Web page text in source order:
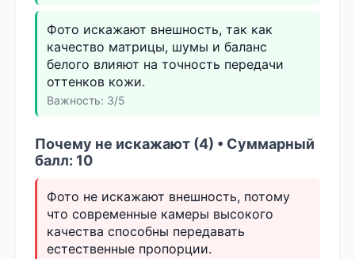
Фото искажают внешность, так как
качество матрицы, шумы и баланс
белого влияют на точность передачи
оттенков кожи.
Важность: 3/5
Почему не искажают (4) • Суммарный
балл: 10
Фото не искажают внешность, потому
что современные камеры высокого
качества способны передавать
естественные пропорции.